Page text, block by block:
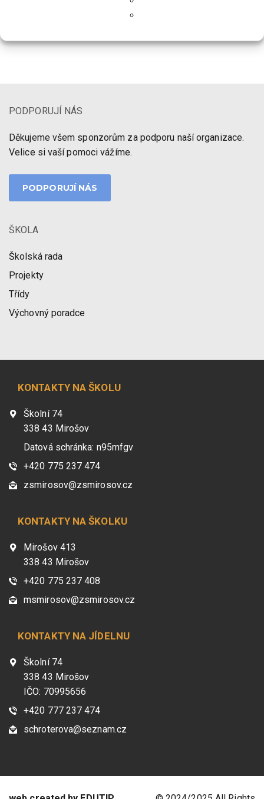
PODPORUJÍ NÁS
Děkujeme všem sponzorům za podporu naší organizace.
Velice si vaší pomoci vážíme.
PODPORUJÍ NÁS
ŠKOLA
Školská rada
Projekty
Třídy
Výchovný poradce
KONTAKTY NA ŠKOLU
Školní 74
338 43 Mirošov
Datová schránka: n95mfgv
+420 775 237 474
zsmirosov@zsmirosov.cz
KONTAKTY NA ŠKOLKU
Mirošov 413
338 43 Mirošov
+420 775 237 408
msmirosov@zsmirosov.cz
KONTAKTY NA JÍDELNU
Školní 74
338 43 Mirošov
IČO: 70995656
+420 777 237 474
schroterova@seznam.cz